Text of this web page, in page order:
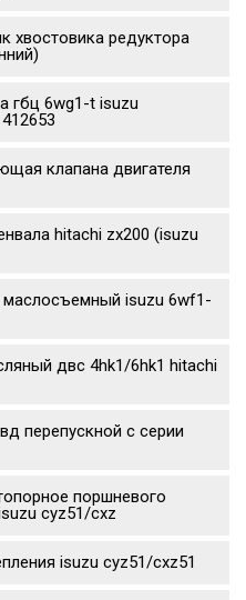
хвостовика редуктора
гбц 6wg1-t isuzu
клапана двигателя
hitachi zx200 (isuzu
маслосъемный isuzu 6wf1-
двс 4hk1/6hk1 hitachi
перепускной с серии
поршневого
cyz51/cxz
isuzu cyz51/cxz51